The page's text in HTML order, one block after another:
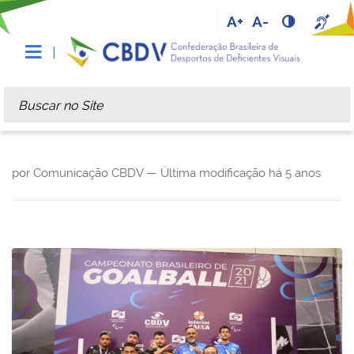
A+ A-
Busca
Busca Avançada…
por Comunicação CBDV — Última modificação há 5 anos